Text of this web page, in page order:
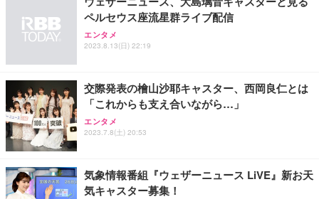
ANDWINT オフィスチェア デスクチェア 肘なし メ
ッシュ 通気性 ランバーサポート付き 腰サポート ガ
ス圧無段階昇降 360度回転 キャスター付き コンパク
【MiniLED/24.5inch/280Hz/FHD】GRAPHT THE S
HOOTER Gaming Monitor 24” Essential ゲーミン
グモニター QD 24.5インチ 1ms FHD 量子ドット 残
アイリスオーヤマ ペットシーツ 超厚型 お徳用 レギ
ュラー 200枚入【Amazon.co.jp限定】
ペルセウス座流星群ライブ配信
エンタメ
2023.8.13(日) 22:19
交際発表の檜山沙耶キャスター、西岡良仁とは
「これからも支え合いながら…」
エンタメ
2023.7.8(土) 20:53
気象情報番組『ウェザーニュース LiVE』新お天
気キャスター募集！